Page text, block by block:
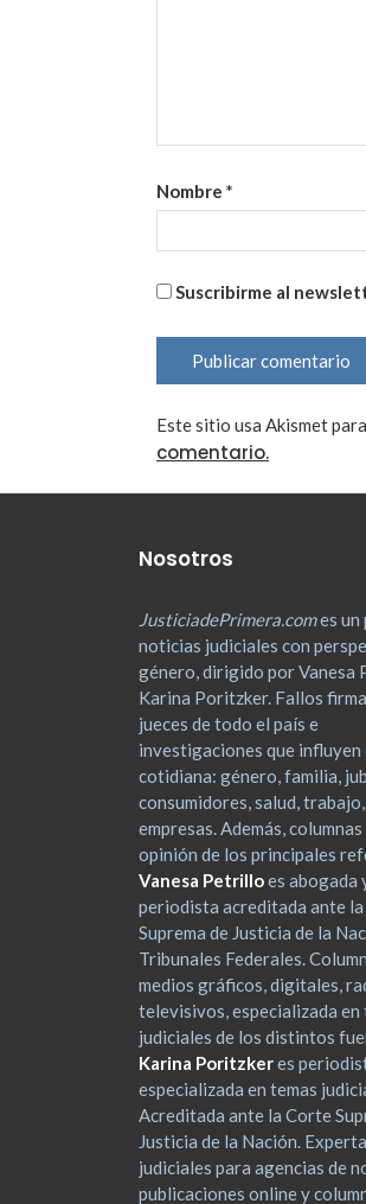
Nombre *
Suscribirme al
Este sitio usa Akismet
comentario.
Nosotros
JusticiadePrimera.comes un
noticias judiciales con
género, dirigido por Vanesa
Karina Poritzker. Fallos
jueces de todo el país e
investigaciones que influyen
cotidiana: género, familia,
consumidores, salud, trabajo,
empresas. Además, columnas
opinión de los principales
Vanesa Petrilloes abogada
periodista acreditada ante
Suprema de Justicia de la
Tribunales Federales.
medios gráficos, digitales,
televisivos, especializada en
judiciales de los distintos
Karina Poritzkeres
especializada en temas
Acreditada ante la Corte
Justicia de la Nación.
judiciales para agencias de
publicaciones online y